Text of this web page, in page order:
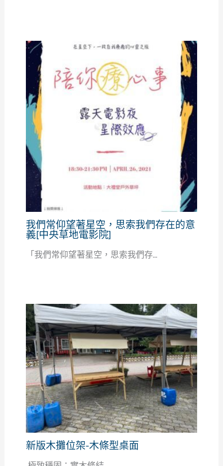
我們常仰望著星空，思索我們存在的意
義[中央草地電影院]
「我們常仰望著星空，思索我們存...
新版木攤位架-木條型桌面